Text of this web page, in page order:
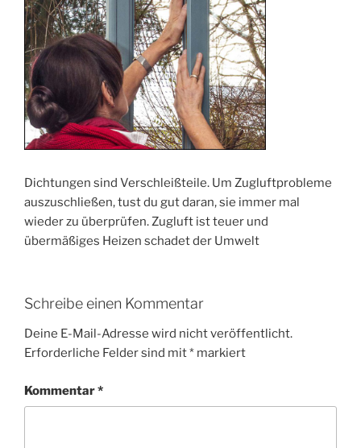
Dichtungen sind Verschleißteile. Um Zugluftprobleme
auszuschließen, tust du gut daran, sie immer mal
wieder zu überprüfen. Zugluft ist teuer und
übermäßiges Heizen schadet der Umwelt
Schreibe einen Kommentar
Deine E-Mail-Adresse wird nicht veröffentlicht.
Erforderliche Felder sind mit* markiert
Kommentar*